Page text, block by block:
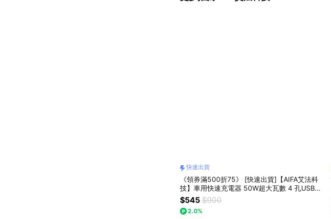
快速出貨
《領券滿500折75》 [快速出貨]【AIFA艾法科
技】車用快速充電器 50W超大瓦數 4 孔USB車
用快充 4 port USB Charger
$545 $900
2.0%